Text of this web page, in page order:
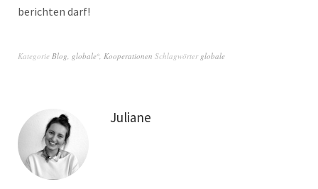
berichten darf!
Kategorie Blog, globale°, Kooperationen Schlagwörter globale
Juliane